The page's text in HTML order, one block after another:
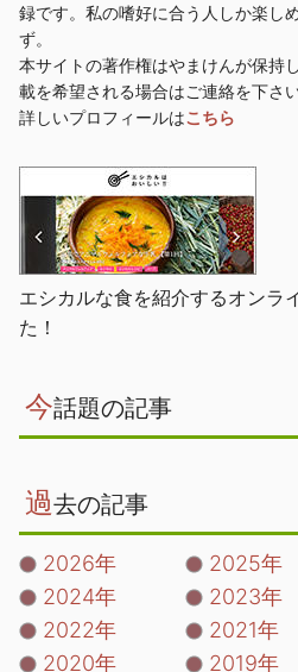
録です。私の嗜好に合う人しか楽し
ず。
本サイトの著作権はやまけんが保持
載を希望される場合はご連絡を下さい
詳しいプロフィールはこちら
エシカルな食を紹介するオンラ
た！
今話題の記事
過去の記事
2026年
2025年
2024年
2023年
2022年
2021年
2020年
2019年